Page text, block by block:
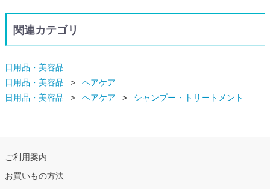
関連カテゴリ
日用品・美容品
日用品・美容品
ヘアケア
日用品・美容品
ヘアケア シャンプー・トリートメント
ご利用案内
お買いもの方法